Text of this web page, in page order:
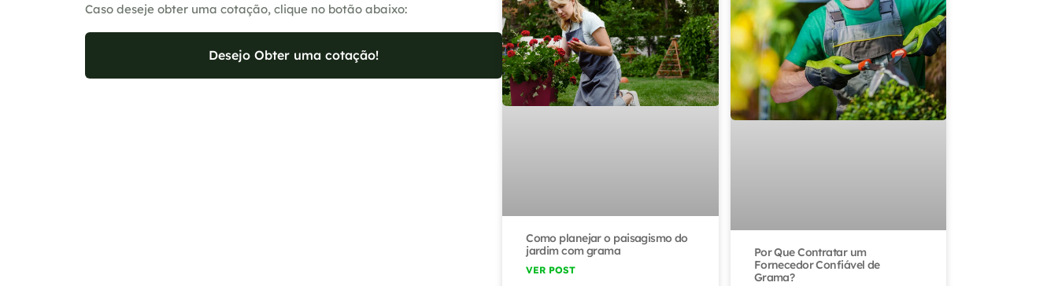
Caso deseje obter uma cotação, clique no botão abaixo:
Desejo Obter uma cotação!
Como planejar o paisagismo do
jardim com grama
VER POST
Por Que Contratar um
Fornecedor Confiável de
Grama?